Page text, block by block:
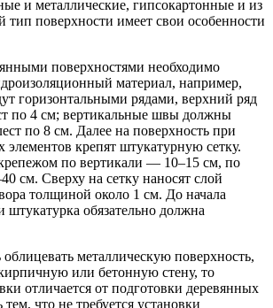
и металлические, гипсокартонные и из
поверхности имеет свои особенности
поверхностями необходимо
материал, например,
горизонтальными рядами, верхний ряд
по 4 см; вертикальные швы должны
по 8 см. Далее на поверхность при
крепят штукатурную сетку.
по вертикали — 10–15 см, по
см. Сверху на сетку наносят слой
толщиной около 1 см. До начала
обязательно должна
металлическую поверхность,
или бетонную стену, то
отличается от подготовки деревянных
что не требуется установки